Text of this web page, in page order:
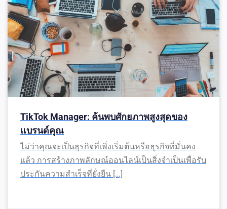
TikTok Manager: ค้นพบศักยภาพสูงสุดของ
แบรนด์คุณ
ไม่ว่าคุณจะเป็นธุรกิจที่เพิ่งเริ่มต้นหรือธุรกิจที่มั่นคง
แล้ว การสร้างภาพลักษณ์ออนไลน์เป็นสิ่งจำเป็นเพื่อรับ
ประกันความสำเร็จที่ยั่งยืน […]